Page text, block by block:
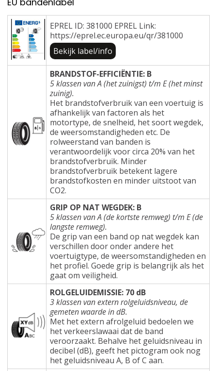
EPREL ID: 381000 EPREL Link:
https://eprel.ec.europa.eu/qr/381000
Bekijk label/info
BRANDSTOF-EFFICIËNTIE: B
5 klassen van A (het zuinigst) t/m E (het minst
zuinig).
Het brandstofverbruik van een voertuig is
afhankelijk van factoren als het
motortype, de snelheid, het soort wegdek,
de weersomstandigheden etc. De
rolweerstand van banden is
verantwoordelijk voor circa 20% van het
brandstofverbruik. Minder
brandstofverbruik betekent lagere
brandstofkosten en minder uitstoot van
CO2.
GRIP OP NAT WEGDEK: B
5 klassen van A (de kortste remweg) t/m E (de
langste remweg).
De grip van een band op nat wegdek kan
verschillen door onder andere het
voertuigtype, de weersomstandigheden en
het profiel. Goede grip is belangrijk als het
gaat om veiligheid.
ROLGELUIDEMISSIE: 70 dB
3 klassen van extern rolgeluidsniveau, de
gemeten waarde in dB.
Met het extern afrolgeluid bedoelen we
het verkeerslawaai dat de band
veroorzaakt. Behalve het geluidsniveau in
decibel (dB), geeft het pictogram ook nog
het geluidsniveau A, B of C aan.